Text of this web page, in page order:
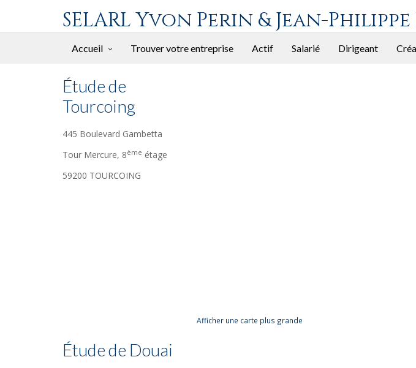
SELARL Yvon Perin & Jean-
Accueil Trouver votre entreprise Actif Salarié Dirigeant
Étude de
Tourcoing
445 Boulevard Gambetta
Tour Mercure, 8ème étage
59200 TOURCOING
Afficher une carte plus grande
Étude de Douai